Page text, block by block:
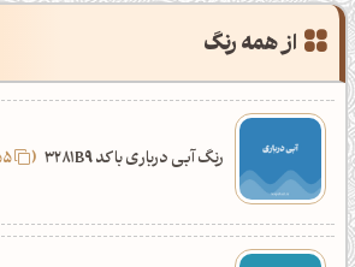
از همه رنگ
رنگ آبی درباری با کد 3281B9 255